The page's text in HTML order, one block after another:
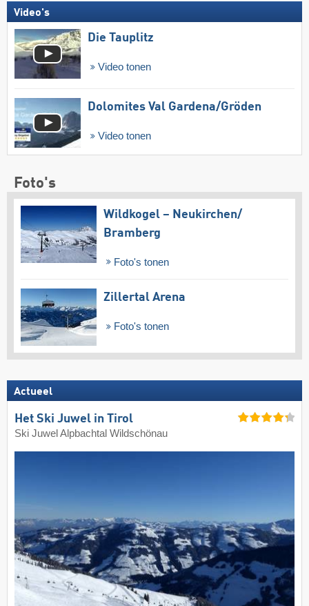
Video's
Die Tauplitz
Video tonen
Dolomites Val Gardena/​Gröden
Video tonen
Foto's
Wildkogel – Neukirchen/​
Bramberg
Foto's tonen
Zillertal Arena
Foto's tonen
Actueel
Het Ski Juwel in Tirol
Ski Juwel Alpbachtal Wildschönau